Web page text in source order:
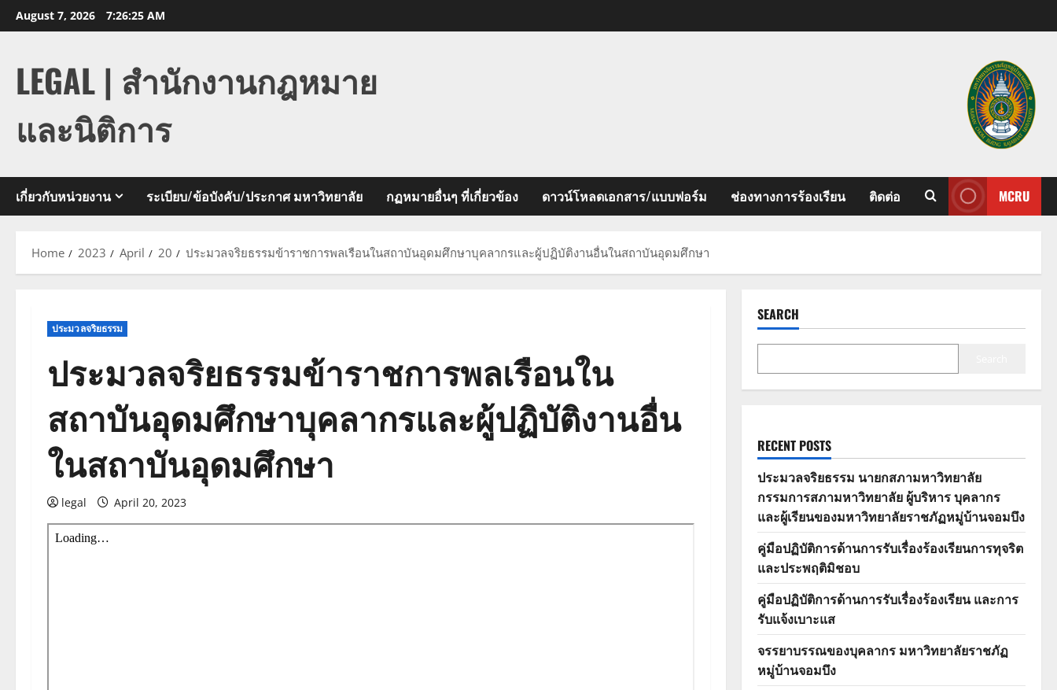
Skip
to
August 7, 2026 7:26:25 AM
LEGAL | สำนักงานกฎหมาย
และนิติการ
เกี่ยวกับหน่วยงาน ระเบียบ/ข้อบังคับ/ประกาศ มหาวิทยาลัย กฏหมายอื่นๆ ที่เกี่ยวข้อง ดาวน์โหลดเอกสาร/แบบฟอร์ม ช่องทางการร้องเรียน ติดต่อ MCRU
Home 2023 April 20 ประมวลจริยธรรมข้าราชการพลเรือนในสถาบันอุดมศึกษาบุคลากรและผู้ปฏิบัติงานอื่นในสถาบันอุดมศึกษา
ประมวลจริยธรรม
ประมวลจริยธรรมข้าราชการพลเรือนใน
สถาบันอุดมศึกษาบุคลากรและผู้ปฏิบัติงานอื่น
ในสถาบันอุดมศึกษา
legal April 20, 2023
SEARCH
RECENT POSTS
ประมวลจริยธรรม นายกสภามหาวิทยาลัย
กรรมการสภามหาวิทยาลัย ผู้บริหาร บุคลากร
และผู้เรียนของมหาวิทยาลัยราชภัฏหมู่บ้านจอมบึง
คู่มือปฏิบัติการด้านการรับเรื่องร้องเรียนการทุจริต
และประพฤติมิชอบ
คู่มือปฏิบัติการด้านการรับเรื่องร้องเรียน และการ
รับแจ้งเบาะแส
จรรยาบรรณของบุคลากร มหาวิทยาลัยราชภัฏ
หมู่บ้านจอมบึง